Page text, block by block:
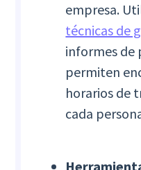
empresa.
técnicas de
informes de
permiten
horarios de
cada